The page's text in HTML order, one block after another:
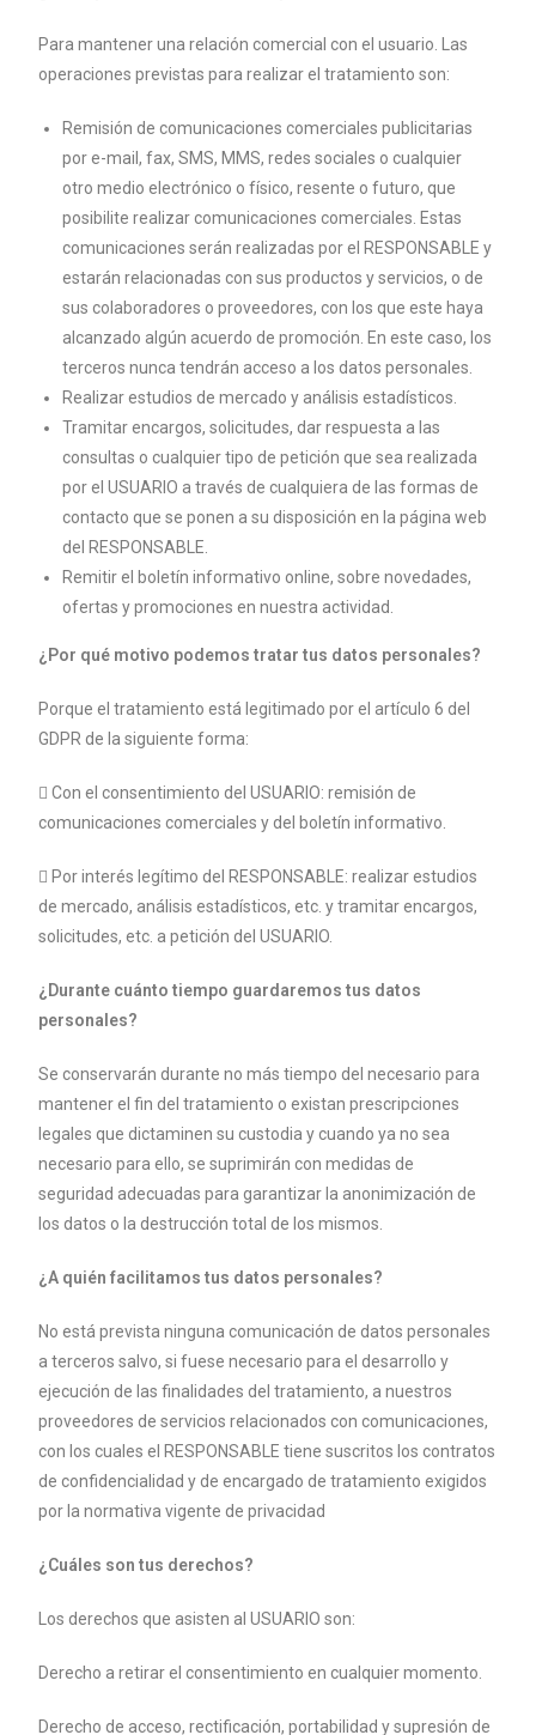
Para mantener una relación comercial con el usuario. Las
operaciones previstaspara realizar el tratamiento son:
Remisión de comunicaciones comerciales publicitarias
por e-mail, fax,SMS, MMS, redes sociales o cualquier
otro medio electrónico o físico,resente o futuro, que
posibilite realizar comunicaciones comerciales. Estas
comunicaciones serán realizadas por el RESPONSABLE y
estaránrelacionadas con sus productos y servicios, o de
sus colaboradores oproveedores, con los que este haya
alcanzado algún acuerdo depromoción. En este caso, los
terceros nunca tendrán acceso a los datospersonales.
Realizar estudios de mercado y análisis estadísticos.
Tramitar encargos, solicitudes, dar respuesta a las
consultas o cualquiertipo de petición que sea realizada
por el USUARIO a través de cualquiera de las formas de
contacto que se ponen a su disposición en la páginaweb
del RESPONSABLE.
Remitir el boletín informativo online, sobre novedades,
ofertas ypromociones en nuestra actividad.
¿Por qué motivo podemos tratar tus datos personales?
Porque el tratamiento está legitimado por el artículo 6 del
GDPR de la siguienteforma:
 Con el consentimiento del USUARIO: remisión de
comunicaciones comerciales y del boletín informativo.
 Por interés legítimo del RESPONSABLE: realizar estudios
de mercado, análisis estadísticos, etc. y tramitar encargos,
solicitudes, etc. a petición del USUARIO.
¿Durante cuánto tiempo guardaremos tus datos
personales?
Se conservarán durante no más tiempo del necesario para
mantener el fin deltratamiento o existan prescripciones
legales que dictaminen su custodia y cuando ya no sea
necesario para ello, se suprimirán con medidas de
seguridad adecuadas para garantizar la anonimización de
los datos o la destrucción total de los mismos.
¿A quién facilitamos tus datos personales?
No está prevista ninguna comunicación de datos personales
a terceros salvo, sifuese necesario para el desarrollo y
ejecución de las finalidades del tratamiento, a nuestros
proveedores de servicios relacionados con comunicaciones,
con los cuales el RESPONSABLE tiene suscritos los contratos
de confidencialidad y deencargado de tratamiento exigidos
por la normativa vigente de privacidad
¿Cuáles son tus derechos?
Los derechos que asisten al USUARIO son:
Derecho a retirar el consentimiento en cualquier momento.
Derecho de acceso, rectificación, portabilidad y supresión de